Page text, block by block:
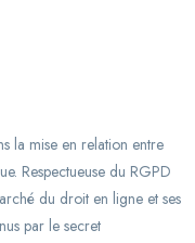
la mise en relation entre
Respectueuse du RGPD
du droit en ligne et ses
par le secret